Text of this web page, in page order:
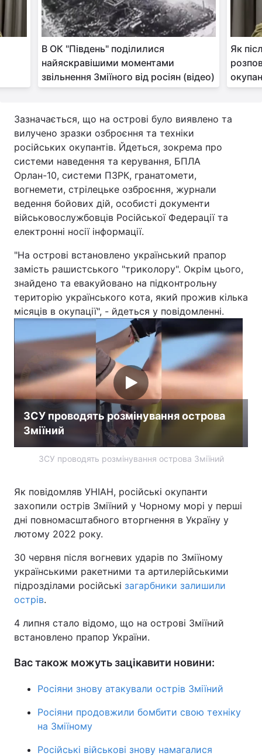
Лонгріди
Відео з Youtube Статті
Інтерв'ю Думки
Контакти
Тема оформлення
В ОК "Південь" поділилися
найяскравішими моментами
звільнення Зміїного від росіян (відео)
Як
Зазначається, що на острові було виявлено та
вилучено зразки озброєння та техніки
російських окупантів. Йдеться, зокрема про
системи наведення та керування, БПЛА
Орлан-10, системи ПЗРК, гранатомети,
вогнемети, стрілецьке озброєння, журнали
ведення бойових дій, особисті документи
військовослужбовців Російської Федерації та
електронні носії інформації.
"На острові встановлено український прапор
замість рашистського "триколору". Окрім цього,
знайдено та евакуйовано на підконтрольну
територію українського кота, який прожив кілька
місяців в окупації", - йдеться у повідомленні.
ЗСУ проводять розмінування острова
Зміїний
ЗСУ проводять розмінування острова Зміїний
Як повідомляв УНІАН, російські окупанти
захопили острів Зміїний у Чорному морі у перші
дні повномасштабного вторгнення в Україну у
лютому 2022 року.
30 червня після вогневих ударів по Зміїному
українськими ракетними та артилерійськими
підрозділами російські загарбники залишили
острів.
4 липня стало відомо, що на острові Зміїний
встановлено прапор України.
Вас також можуть зацікавити новини:
Росіяни знову атакували острів Зміїний
Росіяни продовжили бомбити свою техніку
на Зміїному
Російські військові знову намагалися